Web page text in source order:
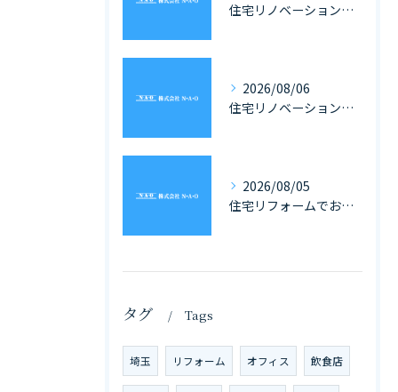
住宅リノベーション専門会社選びで埼玉県の戸建てとマンションに強いパートナーを見つけるポイント
2026/08/06
住宅リノベーションと家具の一体化で理想を叶える埼玉県の住まいづくり完全ガイド
2026/08/05
住宅リフォームでお風呂を埼玉県で快適にする費用や補助金活用ガイド
タグ Tags
埼玉 リフォーム オフィス 飲食店